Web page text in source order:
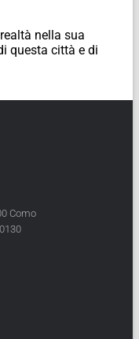
nella sua
questa città e di
Como